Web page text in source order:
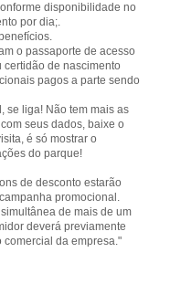
disponibilidade no
por dia;.
o passaporte de acesso
de nascimento
pagos a parte sendo
se liga! Não tem mais as
com seus dados, baixe o
é só mostrar o
de desconto estarão
promocional.
de mais de um
deverá previamente
da empresa."